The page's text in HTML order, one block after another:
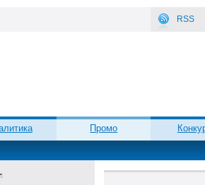
RSS
Промо